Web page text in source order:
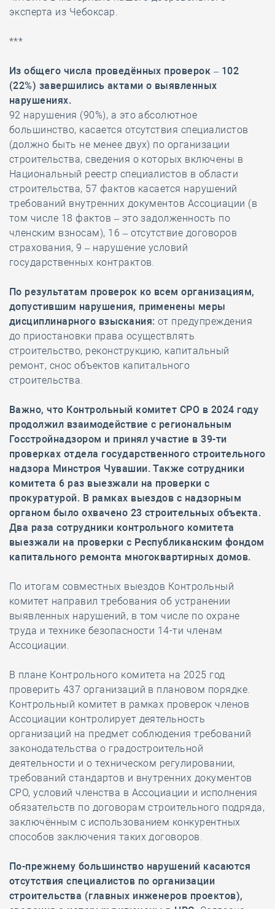
эксперта из Чебоксар.
***
Из общего числа проведённых проверок – 102
(22%) завершились актами о выявленных
нарушениях.
92 нарушения (90%), а это абсолютное
большинство, касается отсутствия специалистов
(должно быть не менее двух) по организации
строительства, сведения о которых включены в
Национальный реестр специалистов в области
строительства, 57 фактов касается нарушений
требований внутренних документов Ассоциации (в
том числе 18 фактов – это задолженность по
членским взносам), 16 – отсутствие договоров
страхования, 9 – нарушение условий
государственных контрактов.
По результатам проверок ко всем организациям,
допустившим нарушения, применены меры
дисциплинарного взыскания: от предупреждения
до приостановки права осуществлять
строительство, реконструкцию, капитальный
ремонт, снос объектов капитального
строительства.
Важно, что Контрольный комитет СРО в 2024 году
продолжил взаимодействие с региональным
Госстройнадзором и принял участие в 39-ти
проверках отдела государственного строительного
надзора Минстроя Чувашии. Также сотрудники
комитета 6 раз выезжали на проверки с
прокуратурой. В рамках выездов с надзорным
органом было охвачено 23 строительных объекта.
Два раза сотрудники контрольного комитета
выезжали на проверки с Республиканским фондом
капитального ремонта многоквартирных домов.
По итогам совместных выездов Контрольный
комитет направил требования об устранении
выявленных нарушений, в том числе по охране
труда и технике безопасности 14-ти членам
Ассоциации.
В плане Контрольного комитета на 2025 год
проверить 437 организаций в плановом порядке.
Контрольный комитет в рамках проверок членов
Ассоциации контролирует деятельность
организаций на предмет соблюдения требований
законодательства о градостроительной
деятельности и о техническом регулировании,
требований стандартов и внутренних документов
СРО, условий членства в Ассоциации и исполнения
обязательств по договорам строительного подряда,
заключённым с использованием конкурентных
способов заключения таких договоров.
По-прежнему большинство нарушений касаются
отсутствия специалистов по организации
строительства (главных инженеров проектов),